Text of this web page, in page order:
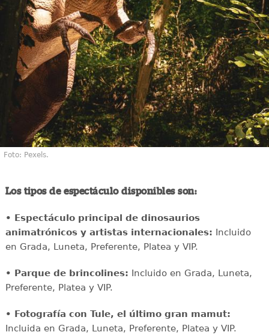
Foto: Pexels.
Los tipos de espectáculo disponibles son:
• Espectáculo principal de dinosaurios
animatrónicos y artistas internacionales: Incluido
en Grada, Luneta, Preferente, Platea y VIP.
• Parque de brincolines: Incluido en Grada, Luneta,
Preferente, Platea y VIP.
• Fotografía con Tule, el último gran mamut:
Incluida en Grada, Luneta, Preferente, Platea y VIP.